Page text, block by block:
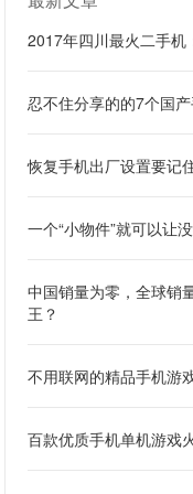
2017年四川最火二手机
忍不住分享的的7个国
恢复手机出厂设置要记
一个“小物件”就可以让
中国销量为零，全球销
王？
不用联网的精品手机游
百款优质手机单机游戏